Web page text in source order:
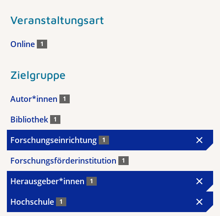
Veranstaltungsart
Online 1
Zielgruppe
Autor*innen 1
Bibliothek 1
Forschungseinrichtung 1
Forschungsförderinstitution 1
Herausgeber*innen 1
Hochschule 1